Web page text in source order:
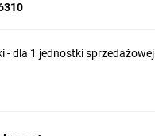
- dla 1 jednostki sprzedażowej